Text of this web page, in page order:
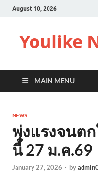
August 10, 2026
Youlike
MAIN MENU
NEWS
พุ่งแรงจนต
นี้ 27 ม.ค.69
January 27, 2026 - by